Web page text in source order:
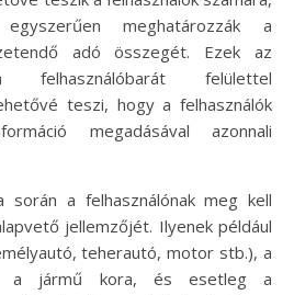
meghatározzák a
adó összegét. Ezek az
felhasználóbarát felülettel
teszi, hogy a felhasználók
megadásával azonnali
során a felhasználónak meg kell
jellemzőjét. Ilyenek például
teherautó, motor stb.), a
a jármű kora, és esetleg a